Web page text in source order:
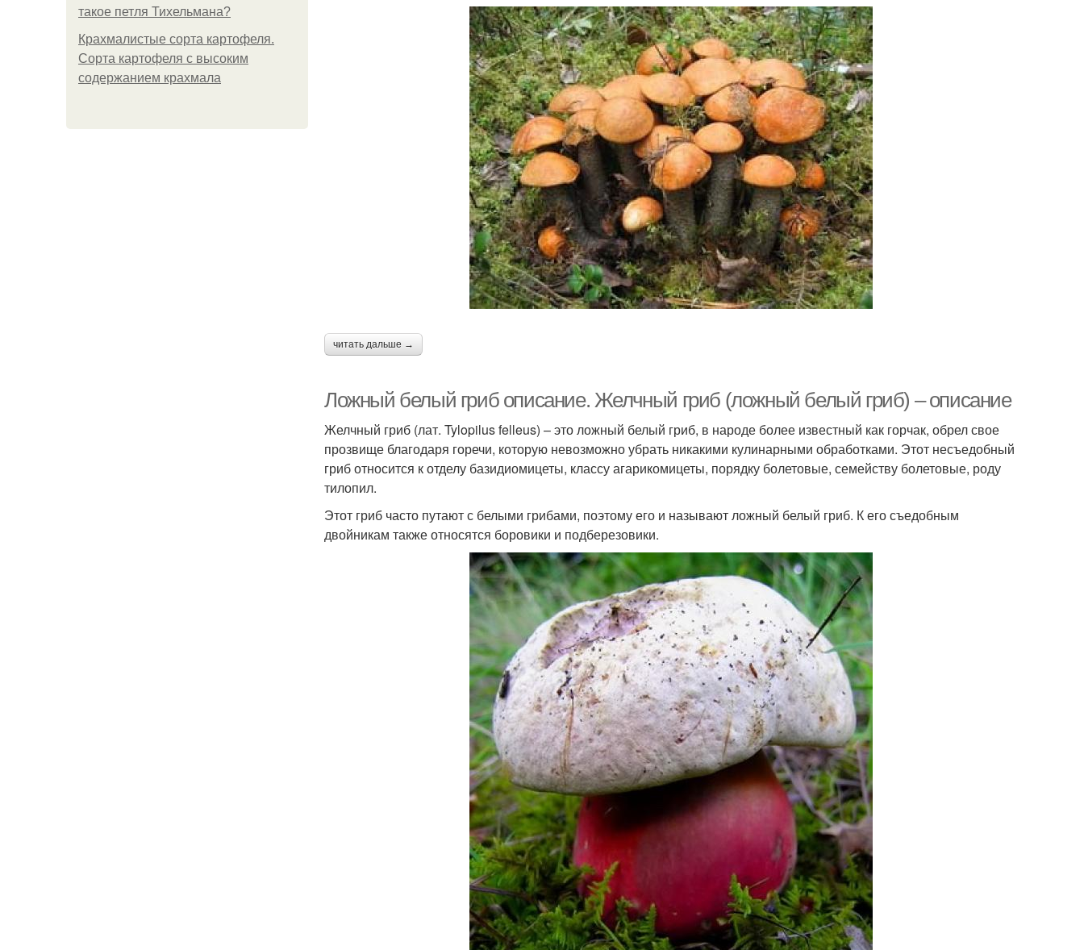
такое петля Тихельмана?
Крахмалистые сорта картофеля.
Сорта картофеля с высоким
содержанием крахмала
читать дальше →
Ложный белый гриб описание. Желчный гриб (ложный белый гриб) – описание
Желчный гриб (лат. Tylopilus felleus) – это ложный белый гриб, в народе более известный как горчак, обрел свое
прозвище благодаря горечи, которую невозможно убрать никакими кулинарными обработками. Этот несъедобный
гриб относится к отделу базидиомицеты, классу агарикомицеты, порядку болетовые, семейству болетовые, роду
тилопил.
Этот гриб часто путают с белыми грибами, поэтому его и называют ложный белый гриб. К его съедобным
двойникам также относятся боровики и подберезовики.